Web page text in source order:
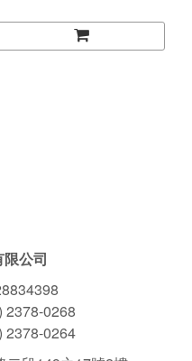
公司
2378-0268
2378-0264